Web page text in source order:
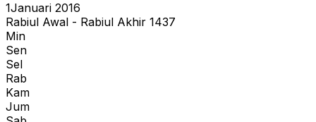
1Januari 2016
Rabiul Awal - Rabiul Akhir 1437
Min
Sen
Sel
Rab
Kam
Jum